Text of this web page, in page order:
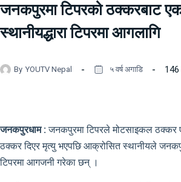
जनकपुरमा टिपरको ठक्करबाट
स्थानीयद्धारा टिपरमा आगलागि
By YOUTV Nepal ५ वर्ष अगाडि 146
जनकपुरधाम :जनकपुरमा टिपरले मोटसाइकल ठक्कर
ठक्कर दिएर मृत्यु भएपछि आक्रोसित स्थानीयले
टिपरमा आगजनी गरेका छन् ।